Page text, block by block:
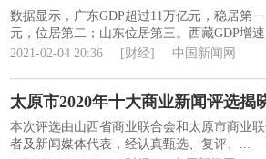
数据显示，广东GDP超过11万亿元，稳居第
元，位居第二；山东位居第三。西藏GDP增速
2021-02-04 20:36
[财经] 中国新闻网
太原市2020年十大商业新闻评选揭
本次评选由山西省商业联合会和太原市商业
者及新闻媒体代表，经认真甄选、复评、...